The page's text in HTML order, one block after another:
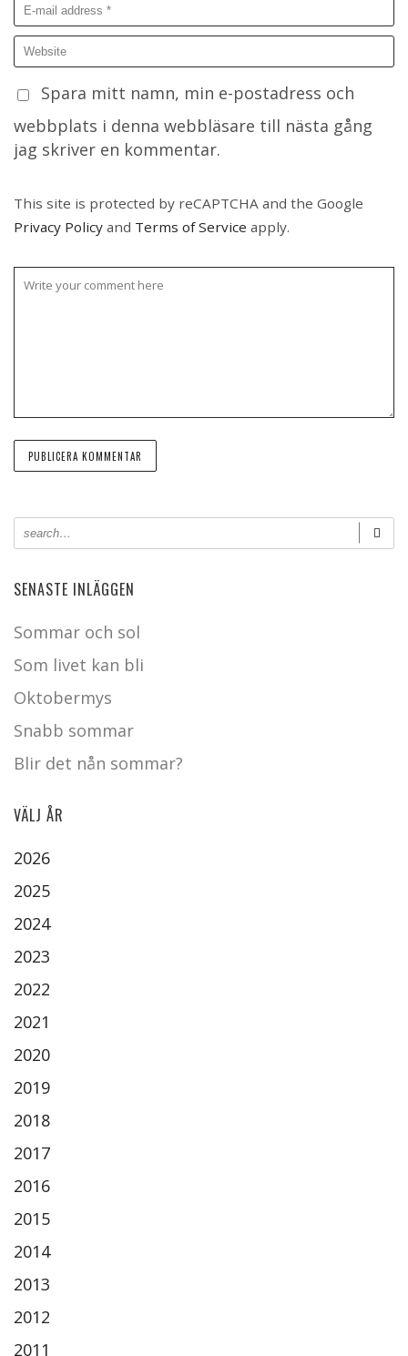
Spara mitt namn, min e-postadress och
webbplats i denna webbläsare till nästa gång
jag skriver en kommentar.
This site is protected by reCAPTCHA and the Google
Privacy Policy and Terms of Service apply.
SENASTE INLÄGGEN
Sommar och sol
Som livet kan bli
Oktobermys
Snabb sommar
Blir det nån sommar?
VÄLJ ÅR
2026
2025
2024
2023
2022
2021
2020
2019
2018
2017
2016
2015
2014
2013
2012
2011